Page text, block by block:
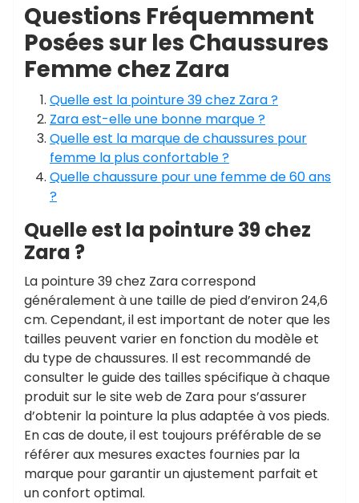
Questions Fréquemment
Posées sur les Chaussures
Femme chez Zara
Quelle est la pointure 39 chez Zara ?
Zara est-elle une bonne marque ?
Quelle est la marque de chaussures pour
femme la plus confortable ?
Quelle chaussure pour une femme de 60 ans
?
Quelle est la pointure 39 chez
Zara ?
La pointure 39 chez Zara correspond
généralement à une taille de pied d’environ 24,6
cm. Cependant, il est important de noter que les
tailles peuvent varier en fonction du modèle et
du type de chaussures. Il est recommandé de
consulter le guide des tailles spécifique à chaque
produit sur le site web de Zara pour s’assurer
d’obtenir la pointure la plus adaptée à vos pieds.
En cas de doute, il est toujours préférable de se
référer aux mesures exactes fournies par la
marque pour garantir un ajustement parfait et
un confort optimal.